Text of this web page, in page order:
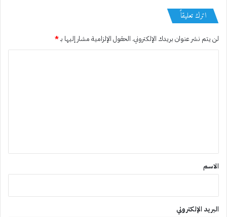
اترك تعليقاً
لن يتم نشر عنوان بريدك الإلكتروني. الحقول الإلزامية مشار إليها بـ*
*
الاسم
البريد الإلكتروني